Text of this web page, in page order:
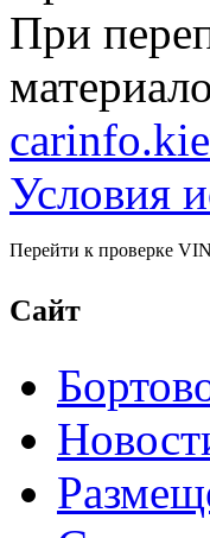
При
Условия
Перейти к проверке
Сайт